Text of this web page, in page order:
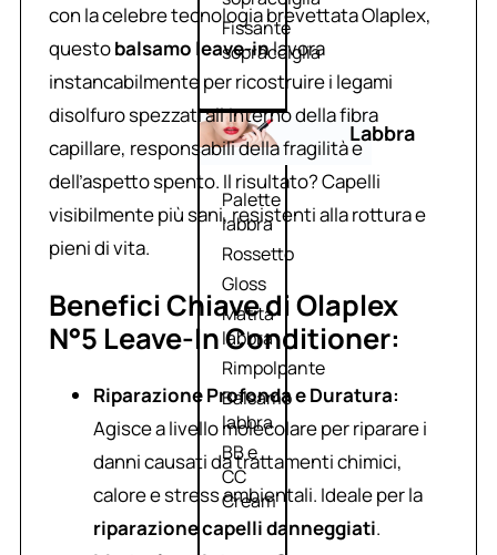
Fissante
sopracciglia
Labbra
Palette
labbra
Rossetto
Gloss
Matita
labbra
Rimpolpante
Balsamo
labbra
BB e
CC
Cream
con la celebre tecnologia brevettata Olaplex,
questobalsamo leave-inlavora
instancabilmente per ricostruire i legami
disolfuro spezzati all’interno della fibra
capillare, responsabili della fragilità e
dell’aspetto spento. Il risultato? Capelli
visibilmente più sani, resistenti alla rottura e
pieni di vita.
Benefici Chiave di Olaplex
N°5 Leave-In Conditioner:
Riparazione Profonda e Duratura:
Agisce a livello molecolare per riparare i
danni causati da trattamenti chimici,
calore e stress ambientali. Ideale per la
riparazione capelli danneggiati.